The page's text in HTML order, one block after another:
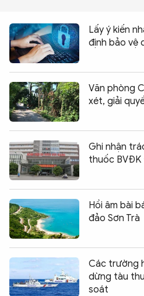
Lấy ý kiến
định bảo vệ
Văn phòng
xét, giải
Ghi nhận
thuốc BVĐK
Hồi âm bài
đảo Sơn Trà
Các trường
dừng tàu
soát